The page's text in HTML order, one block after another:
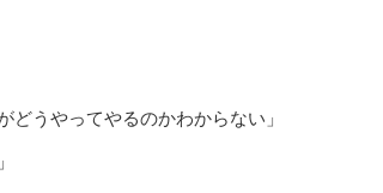
どうやってやるのかわからない」